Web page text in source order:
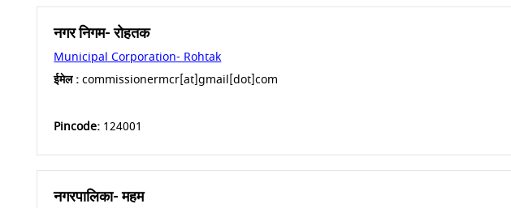
नगर निगम- रोहतक
Municipal Corporation- Rohtak
ईमेल :commissionermcr[at]gmail[dot]com
Pincode: 124001
नगरपालिका- महम